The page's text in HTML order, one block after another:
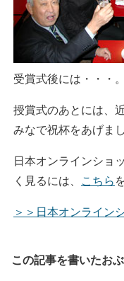
受賞式後には・・・。
授賞式のあとには、
みなで祝杯をあげまし
日本オンラインショ
く見るには、 こちら
＞＞日本オンライン
この記事を書いたお